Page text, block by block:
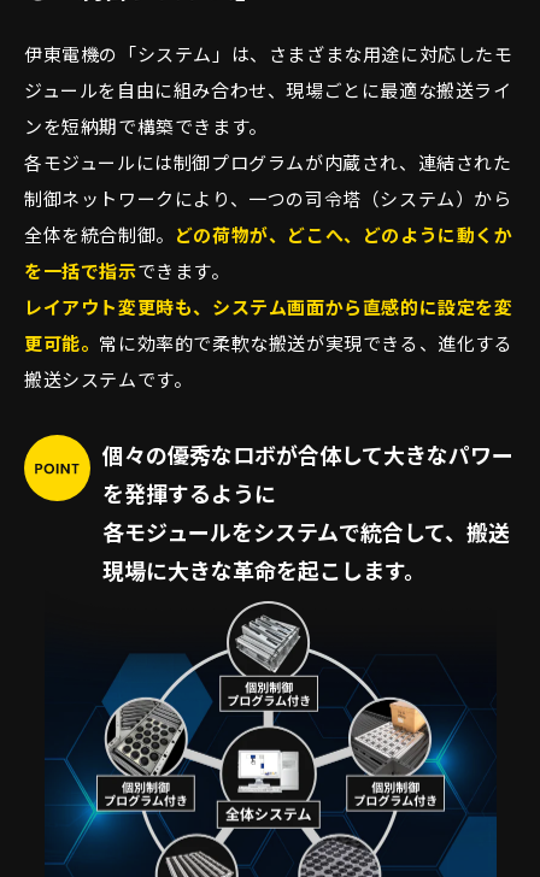
伊東電機の「システム」は、さまざまな用途に対応したモ
ジュールを自由に組み合わせ、現場ごとに最適な搬送ライ
ンを短納期で構築できます。
各モジュールには制御プログラムが内蔵され、連結された
制御ネットワークにより、一つの司令塔（システム）から
全体を統合制御。 どの荷物が、どこへ、どのように動くか
を一括で指示できます。
レイアウト変更時も、システム画面から直感的に設定を変
更可能。 常に効率的で柔軟な搬送が実現できる、進化する
搬送システムです。
個々の優秀なロボが合体して大きなパワー
を発揮するように
各モジュールをシステムで統合して、搬送
現場に大きな革命を起こします。